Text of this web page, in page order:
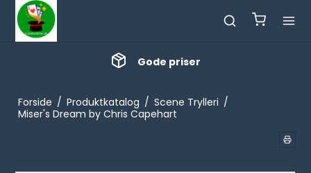
Gode priser
Forside / Produktkatalog / Scene Trylleri /
Miser's Dream by Chris Capehart